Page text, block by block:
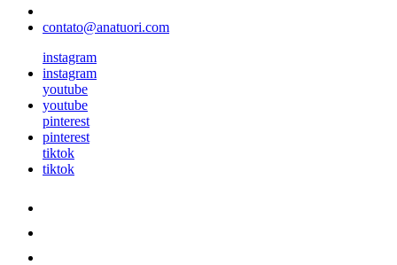
contato@anatuori.com
instagram
instagram
youtube
youtube
pinterest
pinterest
tiktok
tiktok